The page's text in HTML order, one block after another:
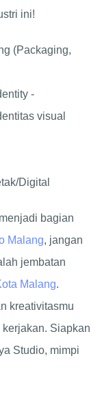
ini!
(Packaging,
-
visual
Digital
bagian
Malang, jangan
jembatan
Malang.
kreativitasmu
Siapkan
Studio, mimpi